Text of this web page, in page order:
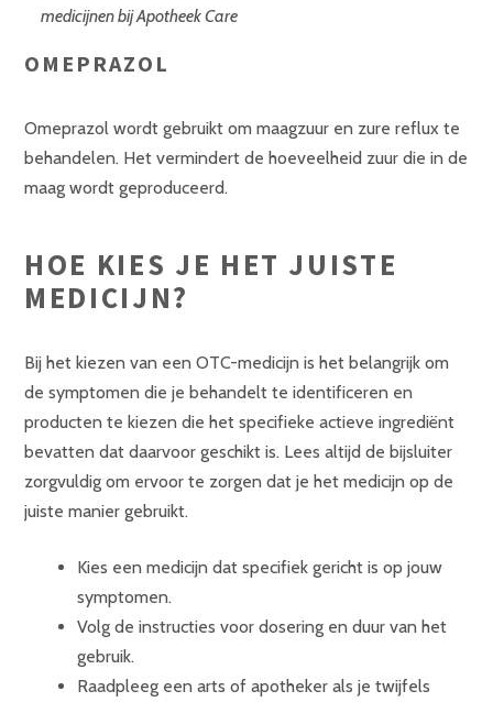
OMEPRAZOL
Omeprazol wordt gebruikt om maagzuur en zure reflux te
behandelen. Het vermindert de hoeveelheid zuur die in de
maag wordt geproduceerd.
HOE KIES JE HET JUISTE
MEDICIJN?
Bij het kiezen van een OTC-medicijn is het belangrijk om
de symptomen die je behandelt te identificeren en
producten te kiezen die het specifieke actieve ingrediënt
bevatten dat daarvoor geschikt is. Lees altijd de bijsluiter
zorgvuldig om ervoor te zorgen dat je het medicijn op de
juiste manier gebruikt.
Kies een medicijn dat specifiek gericht is op jouw
symptomen.
Volg de instructies voor dosering en duur van het
gebruik.
Raadpleeg een arts of apotheker als je twijfels